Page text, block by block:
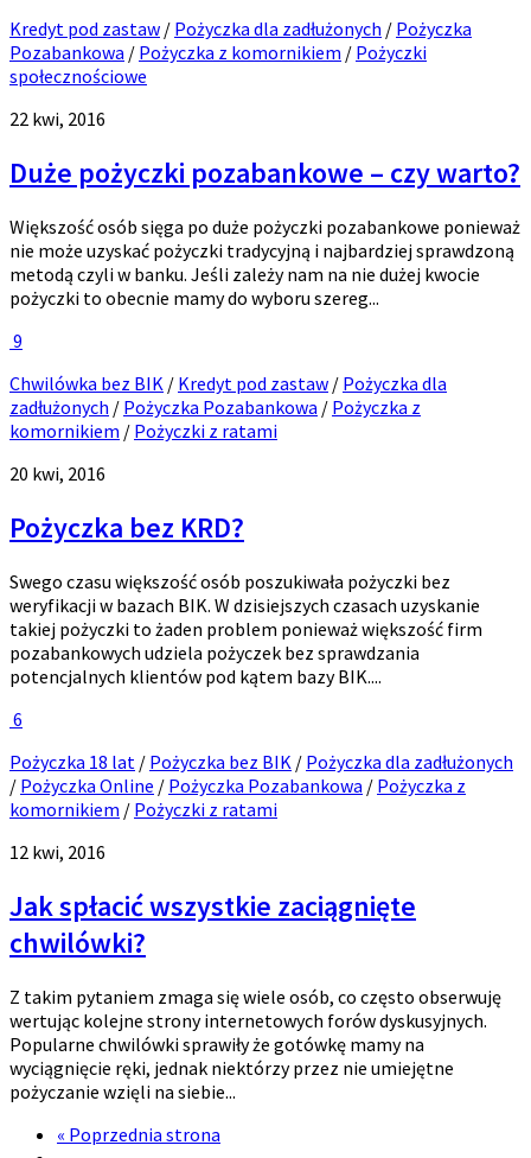
Kredyt pod zastaw / Pożyczka dla zadłużonych / Pożyczka
Pozabankowa / Pożyczka z komornikiem / Pożyczki
społecznościowe
22 kwi, 2016
Duże pożyczki pozabankowe – czy warto?
Większość osób sięga po duże pożyczki pozabankowe ponieważ
nie może uzyskać pożyczki tradycyjną i najbardziej sprawdzoną
metodą czyli w banku. Jeśli zależy nam na nie dużej kwocie
pożyczki to obecnie mamy do wyboru szereg...
9
Chwilówka bez BIK / Kredyt pod zastaw / Pożyczka dla
zadłużonych / Pożyczka Pozabankowa / Pożyczka z
komornikiem / Pożyczki z ratami
20 kwi, 2016
Pożyczka bez KRD?
Swego czasu większość osób poszukiwała pożyczki bez
weryfikacji w bazach BIK. W dzisiejszych czasach uzyskanie
takiej pożyczki to żaden problem ponieważ większość firm
pozabankowych udziela pożyczek bez sprawdzania
potencjalnych klientów pod kątem bazy BIK....
6
Pożyczka 18 lat / Pożyczka bez BIK / Pożyczka dla zadłużonych
/ Pożyczka Online / Pożyczka Pozabankowa / Pożyczka z
komornikiem / Pożyczki z ratami
12 kwi, 2016
Jak spłacić wszystkie zaciągnięte
chwilówki?
Z takim pytaniem zmaga się wiele osób, co często obserwuję
wertując kolejne strony internetowych forów dyskusyjnych.
Popularne chwilówki sprawiły że gotówkę mamy na
wyciągnięcie ręki, jednak niektórzy przez nie umiejętne
pożyczanie wzięli na siebie...
« Poprzednia strona